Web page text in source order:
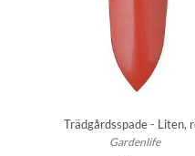
Trädgårdsspade - Liten,
Gardenlife